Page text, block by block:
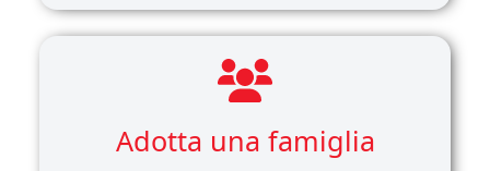
Adotta una famiglia